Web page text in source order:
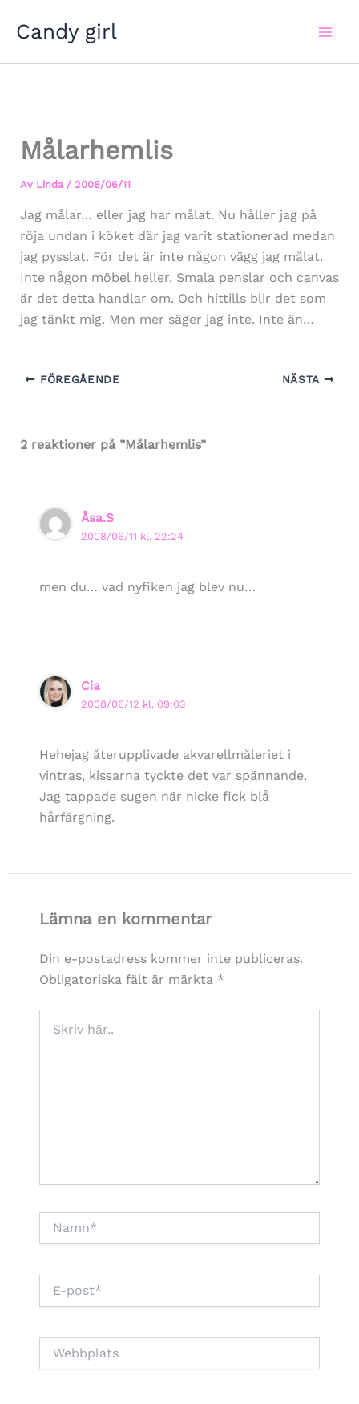
Candy girl
Målarhemlis
Av Linda / 2008/06/11
Jag målar… eller jag har målat. Nu håller jag på
röja undan i köket där jag varit stationerad medan
jag pysslat. För det är inte någon vägg jag målat.
Inte någon möbel heller. Smala penslar och canvas
är det detta handlar om. Och hittills blir det som
jag tänkt mig. Men mer säger jag inte. Inte än…
FÖREGÅENDE NÄSTA
2 reaktioner på ”Målarhemlis”
Åsa.S
2008/06/11 kl. 22:24
men du… vad nyfiken jag blev nu…
Cia
2008/06/12 kl. 09:03
Hehejag återupplivade akvarellmåleriet i
vintras, kissarna tyckte det var spännande.
Jag tappade sugen när nicke fick blå
hårfärgning.
Lämna en kommentar
Din e-postadress kommer inte publiceras.
Obligatoriska fält är märkta *
här..
post*